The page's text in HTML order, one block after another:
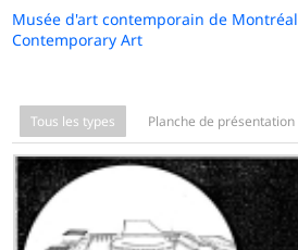
Musée d'art contemporain de
Contemporary Art
Tous les types Planche de présentation